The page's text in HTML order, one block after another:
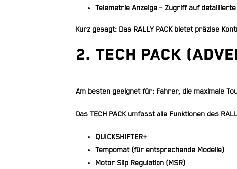
Telemetrie Anzeige– Zugriff auf detaillierte
Kurz gesagt: Das RALLY PACK bietet präzise
2. TECH PACK
Am besten geeignet für: Fahrer, die maximale
Das TECH PACK umfasst alle Funktionen des
QUICKSHIFTER+
Tempomat (für entsprechende Modelle)
Motor Slip Regulation (MSR)